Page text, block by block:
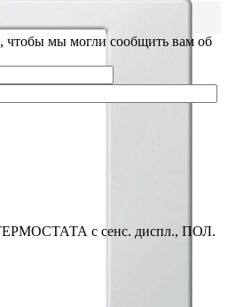
чтобы мы могли сообщить вам об
с сенс. диспл., ПОЛ.